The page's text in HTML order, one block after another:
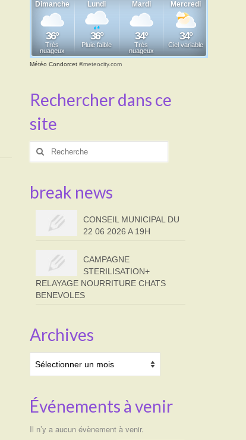
Météo Condorcet©meteocity.com
Rechercher dans ce
site
Rechercher
break news
CONSEIL MUNICIPAL DU
22 06 2026 A 19H
CAMPAGNE
STERILISATION+
RELAYAGE NOURRITURE CHATS
BENEVOLES
Archives
Événements à venir
Il n’y a aucun évènement à venir.